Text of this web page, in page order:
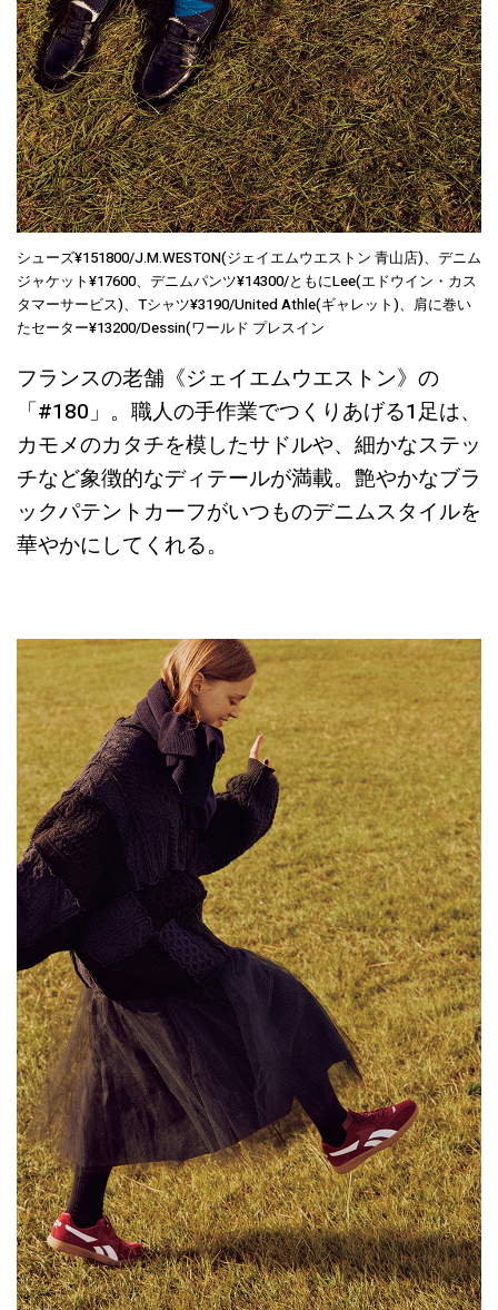
シューズ¥151800/J.M.WESTON(ジェイエムウエストン 青山店)、デニム
ジャケット¥17600、デニムパンツ¥14300/ともにLee(エドウイン・カス
タマーサービス)、Tシャツ¥3190/United Athle(ギャレット)、肩に巻い
たセーター¥13200/Dessin(ワールド プレスイン
フランスの老舗《ジェイエムウエストン》の
「#180」。職人の手作業でつくりあげる1足は、
カモメのカタチを模したサドルや、細かなステッ
チなど象徴的なディテールが満載。艶やかなブラ
ックパテントカーフがいつものデニムスタイルを
華やかにしてくれる。